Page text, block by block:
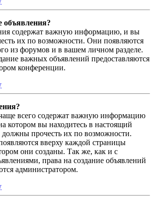
объявления?
содержат важную информацию, и вы
их по возможности. Они появляются
из форумов и в вашем личном разделе.
важных объявлений предоставляются
конференции.
всего содержат важную информацию
котором вы находитесь в настоящий
прочесть их по возможности.
вверху каждой страницы
они созданы. Так же, как и с
права на создание объявлений
администратором.